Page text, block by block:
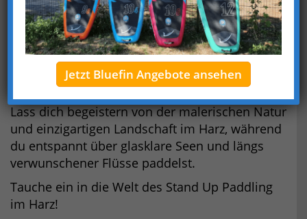
In diesem Artikel zeigen wir dir 13 tolle SUP
Touren und Stationen im Harz, die für jeden
Geschmack etwas bieten.
Ob Anfänger oder Fortgeschrittene – hier
findest du die perfekte Tour für dich.
Lass dich begeistern von der malerischen Natur
und einzigartigen Landschaft im Harz, während
du entspannt über glasklare Seen und längs
verwunschener Flüsse paddelst.
Tauche ein in die Welt des Stand Up Paddling
im Harz!
Jetzt Bluefin Angebote ansehen